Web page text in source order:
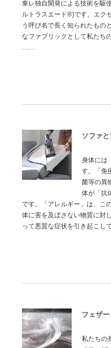
東レ独自開発による技術を駆
ルトラスエード®)です。エク
う呼び名で長く知られたもの
なファブリックとして私たち
……
ソファ
身体には
す。「免
菌等の異
体が「抗
です。「アレルギー」は、こ
体に害を及ぼさない物質に対
って悪質な症状を引き起こ
フェザ
私たちの